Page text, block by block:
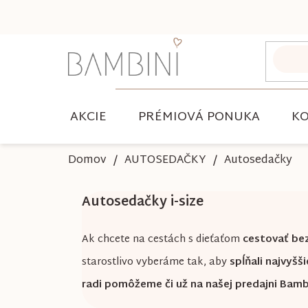
AKCIE PRÉMIOVÁ PONUKA
Domov AUTOSEDAČKY Autosedačky
Autosedačky i-size
Ak chcete na cestách s dieťaťom cestovať
starostlivo vyberáme tak, abyspĺňali
radi pomôžeme či už na našej predajni